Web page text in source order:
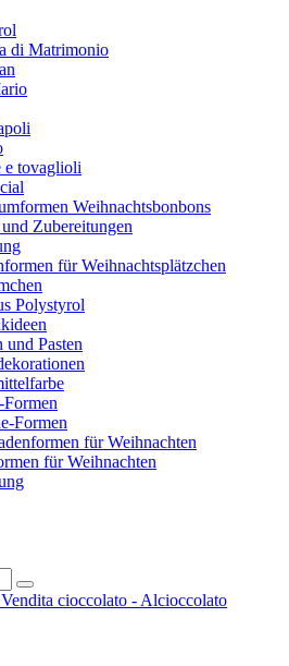
di Matrimonio
e tovaglioli
Weihnachtsbonbons
Zubereitungen
für Weihnachtsplätzchen
Polystyrol
und Pasten
Formen
Formen
für Weihnachten
für Weihnachten